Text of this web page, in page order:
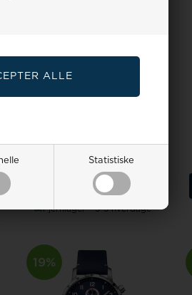
Statistiske
Vejl. udsalgspris1.500,00
1.350,001.215,00
LÆG I KURV
Fjernlager - 3-5 hverdage
19%